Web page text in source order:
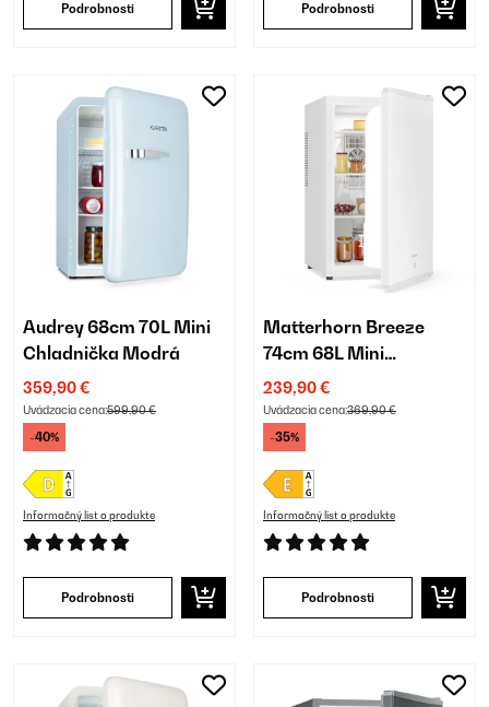
Podrobnosti Podrobnosti
Audrey 68cm 70L Mini
Chladnička Modrá
359,90 €
Uvádzacia cena:599,90 €
-40%
Informačný list o produkte
Podrobnosti
Matterhorn Breeze
74cm 68L Mini
Chladnička Biela
239,90 €
Uvádzacia cena:369,90 €
-35%
Informačný list o produkte
Podrobnosti